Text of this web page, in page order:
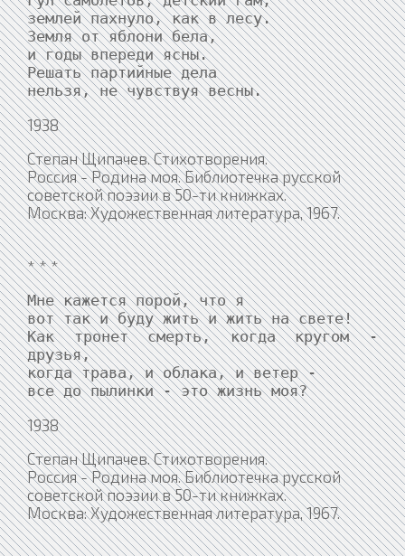
землей пахнуло, как в лесу.
Земля от яблони бела,
и годы впереди ясны.
Решать партийные дела
нельзя, не чувствуя весны.
1938
Степан Щипачев. Стихотворения.
Россия - Родина моя. Библиотечка русской
советской поэзии в 50-ти книжках.
Москва: Художественная литература, 1967.
* * *
Мне кажется порой, что я
вот так и буду жить и жить на свете!
Как тронет смерть, когда кругом -
друзья,
когда трава, и облака, и ветер -
все до пылинки - это жизнь моя?
1938
Степан Щипачев. Стихотворения.
Россия - Родина моя. Библиотечка русской
советской поэзии в 50-ти книжках.
Москва: Художественная литература, 1967.